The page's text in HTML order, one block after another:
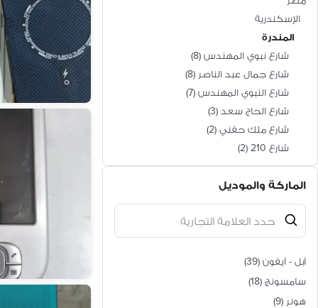
الإسكندرية
المندرة
شارع نبوي المهندس (
8
)
شارع جمال عبد الناصر (
8
)
شارع النبوي المهندس (
7
)
شارع الحاج سعد (
3
)
شارع ملك حفني (
2
)
شارع 210
(
2
)
شارع المهداوي (
2
)
شارع الملاحة (
2
)
شارع 252
(
2
)
شارع الفتح (
1
)
شارع الفرن (
1
)
شارع الجربي
شارع العلماء
شارع 294
الماركة والموديل
آبل - آيفون (
39
)
سامسونج (
18
)
هونر (
9
)